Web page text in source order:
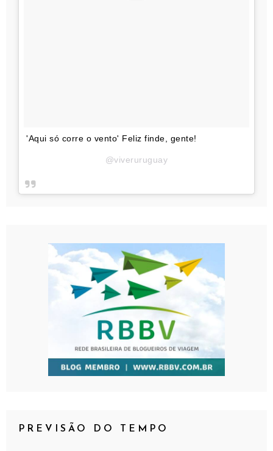
'Aqui só corre o vento' Feliz finde, gente!
@viveruruguay
PREVISÃO DO TEMPO